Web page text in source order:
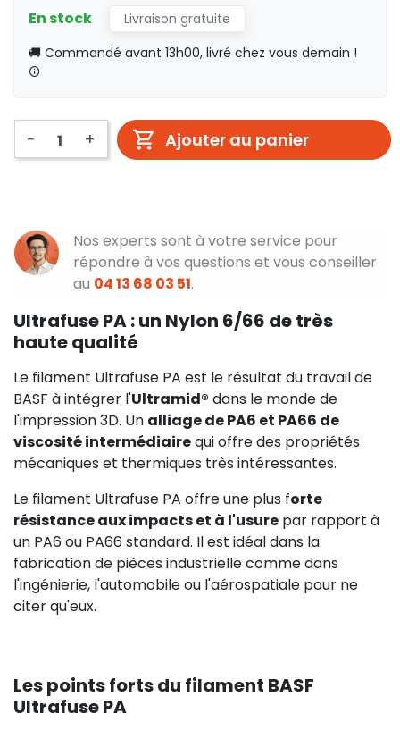
En stock
Livraison gratuite
🚚 Commandé avant 13h00, livré chez vous demain !
- + Ajouter au panier
Nos experts sont à votre service pour
répondre à vos questions et vous conseiller
au 04 13 68 03 51.
Ultrafuse PA : un Nylon 6/66 de très
haute qualité
Le filament Ultrafuse PA est le résultat du travail de
BASF à intégrer l'Ultramid® dans le monde de
l'impression 3D. Un alliage de PA6 et PA66 de
viscosité intermédiairequi offre des propriétés
mécaniques et thermiques très intéressantes.
Le filament Ultrafuse PA offre une plus forte
résistance aux impacts et à l'usure par rapport à
un PA6 ou PA66 standard. Il est idéal dans la
fabrication de pièces industrielle comme dans
l'ingénierie, l'automobile ou l'aérospatiale pour ne
citer qu'eux.
Les points forts du filament BASF
Ultrafuse PA